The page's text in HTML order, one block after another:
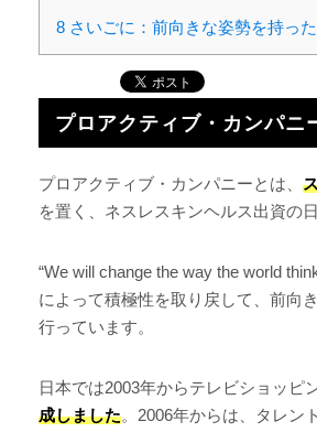
8 さいごに：前向きな姿勢を持っ
プロアクティブ・カンパニ
プロアクティブ・カンパニーとは、
を置く、ネスレスキンヘルス出資の
“We will change the way the world
によって積極性を取り戻して、前向
行っています。
日本では2003年からテレビショッピ
成しました。2006年からは、タレン